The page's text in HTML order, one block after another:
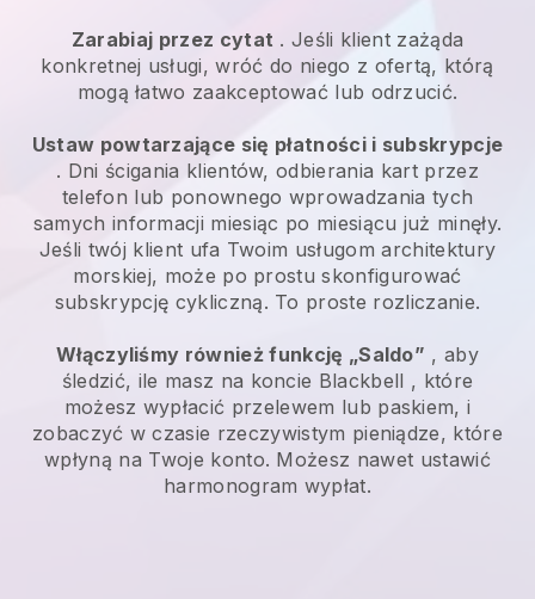
Zarabiaj przez cytat . Jeśli klient zażąda
konkretnej usługi, wróć do niego z ofertą, którą
mogą łatwo zaakceptować lub odrzucić.
Ustaw powtarzające się płatności i subskrypcje
. Dni ścigania klientów, odbierania kart przez
telefon lub ponownego wprowadzania tych
samych informacji miesiąc po miesiącu już minęły.
Jeśli twój klient ufa Twoim usługom architektury
morskiej, może po prostu skonfigurować
subskrypcję cykliczną. To proste rozliczanie.
Włączyliśmy również funkcję „Saldo” , aby
śledzić, ile masz na koncie Blackbell , które
możesz wypłacić przelewem lub paskiem, i
zobaczyć w czasie rzeczywistym pieniądze, które
wpłyną na Twoje konto. Możesz nawet ustawić
harmonogram wypłat.